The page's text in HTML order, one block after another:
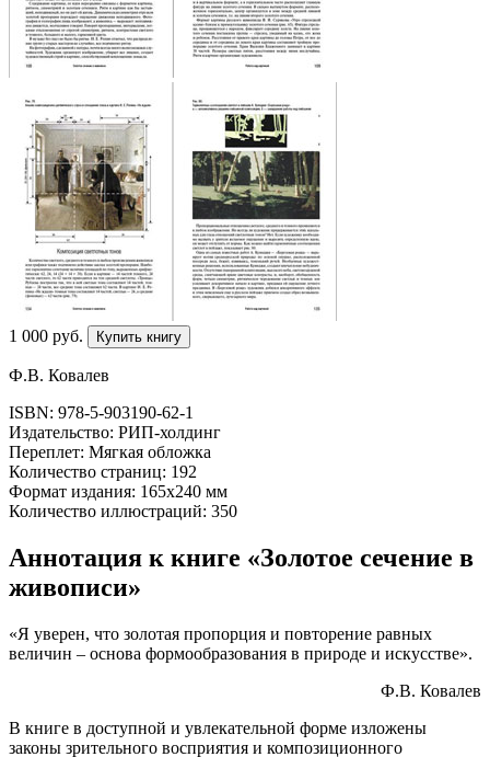
1 000 pуб. Купить книгу
Ф.В. Ковалев
ISBN: 978-5-903190-62-1
Издательство: РИП-холдинг
Переплет: Мягкая обложка
Количество страниц: 192
Формат издания: 165х240 мм
Количество иллюстраций: 350
Аннотация к книге «Золотое сечение в
живописи»
«Я уверен, что золотая пропорция и повторение равных
величин – основа формообразования в природе и искусстве».
Ф.В. Ковалев
В книге в доступной и увлекательной форме изложены
законы зрительного восприятия и композиционного